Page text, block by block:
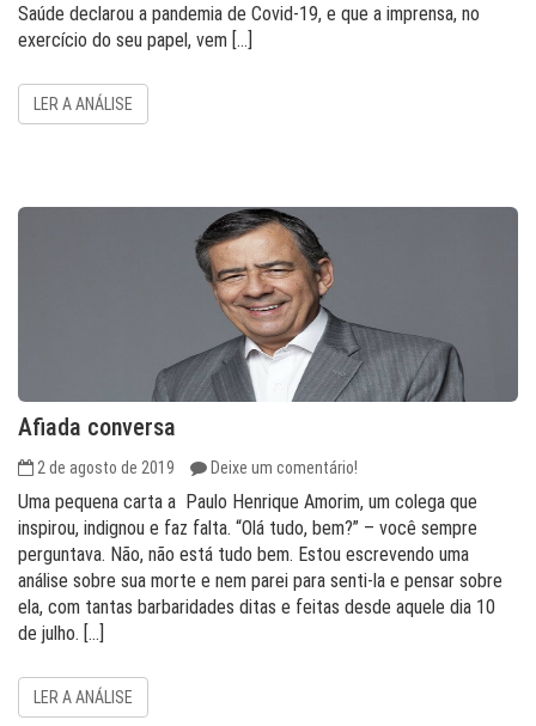
Saúde declarou a pandemia de Covid-19, e que a imprensa, no
exercício do seu papel, vem […]
LER A ANÁLISE
Afiada conversa
2 de agosto de 2019 Deixe um comentário!
Uma pequena carta a Paulo Henrique Amorim, um colega que
inspirou, indignou e faz falta. “Olá tudo, bem?” – você sempre
perguntava. Não, não está tudo bem. Estou escrevendo uma
análise sobre sua morte e nem parei para senti-la e pensar sobre
ela, com tantas barbaridades ditas e feitas desde aquele dia 10
de julho. […]
LER A ANÁLISE